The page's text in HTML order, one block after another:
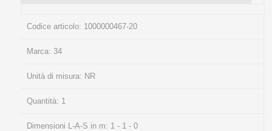
Codice articolo: 1000000467-20
Marca: 34
Unità di misura: NR
Quantità: 1
Dimensioni L-A-S in m: 1 - 1 - 0